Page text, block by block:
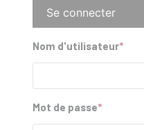
Onglets
principaux
Se connecter
Nom d'utilisateur
Mot de passe